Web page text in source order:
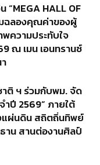
“MEGA HALL OF
มฉลองคุณค่าของผู้
ความประทับใจ
ณ เมน เอนทรานซ์
ติ ฯ ร่วมกับพม. จัด
ำปี 2569” ภายใต้
แผ่นดิน สถิตถิ่นทิพย์
น สานต่องานศิลป์